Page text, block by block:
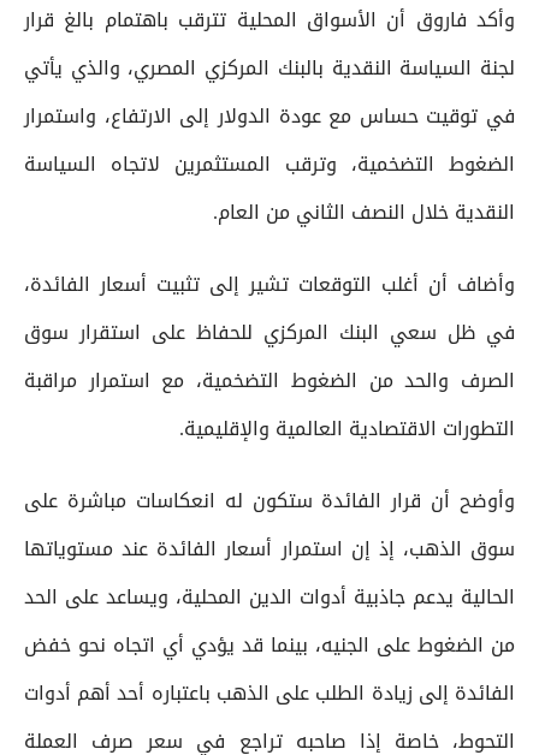
وأكد فاروق أن الأسواق المحلية تترقب باهتمام بالغ قرار
لجنة السياسة النقدية بالبنك المركزي المصري، والذي يأتي
في توقيت حساس مع عودة الدولار إلى الارتفاع، واستمرار
الضغوط التضخمية، وترقب المستثمرين لاتجاه السياسة
النقدية خلال النصف الثاني من العام.
وأضاف أن أغلب التوقعات تشير إلى تثبيت أسعار الفائدة،
في ظل سعي البنك المركزي للحفاظ على استقرار سوق
الصرف والحد من الضغوط التضخمية، مع استمرار مراقبة
التطورات الاقتصادية العالمية والإقليمية.
وأوضح أن قرار الفائدة ستكون له انعكاسات مباشرة على
سوق الذهب، إذ إن استمرار أسعار الفائدة عند مستوياتها
الحالية يدعم جاذبية أدوات الدين المحلية، ويساعد على الحد
من الضغوط على الجنيه، بينما قد يؤدي أي اتجاه نحو خفض
الفائدة إلى زيادة الطلب على الذهب باعتباره أحد أهم أدوات
التحوط، خاصة إذا صاحبه تراجع في سعر صرف العملة